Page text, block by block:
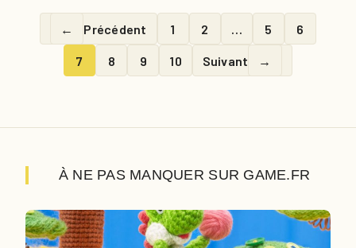
← Précédent 1 2 5 6
7 8 9 10 Suivant →
À NE PAS MANQUER SUR GAME.FR